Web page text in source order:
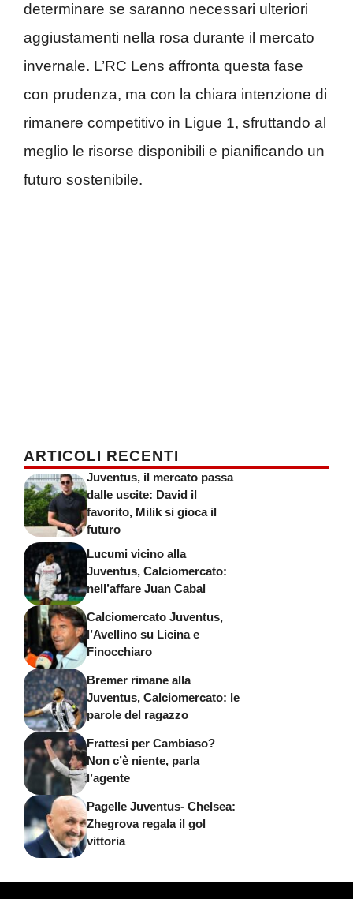
determinare se saranno necessari ulteriori
aggiustamenti nella rosa durante il mercato
invernale. L’RC Lens affronta questa fase
con prudenza, ma con la chiara intenzione di
rimanere competitivo in Ligue 1, sfruttando al
meglio le risorse disponibili e pianificando un
futuro sostenibile.
ARTICOLI RECENTI
Juventus, il mercato passa
dalle uscite: David il
favorito, Milik si gioca il
futuro
Lucumi vicino alla
Juventus, Calciomercato:
nell’affare Juan Cabal
Calciomercato Juventus,
l’Avellino su Licina e
Finocchiaro
Bremer rimane alla
Juventus, Calciomercato: le
parole del ragazzo
Frattesi per Cambiaso?
Non c’è niente, parla
l’agente
Pagelle Juventus- Chelsea:
Zhegrova regala il gol
vittoria